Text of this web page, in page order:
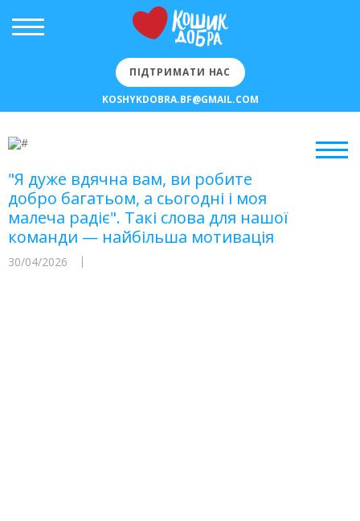
ПІДТРИМАТИ НАС
KOSHYKDOBRA.BF@GMAIL.COM
"Я дуже вдячна вам, ви робите
добро багатьом, а сьогодні і моя
малеча радіє". Такі слова для нашої
команди — найбільша мотивація
30/04/2026